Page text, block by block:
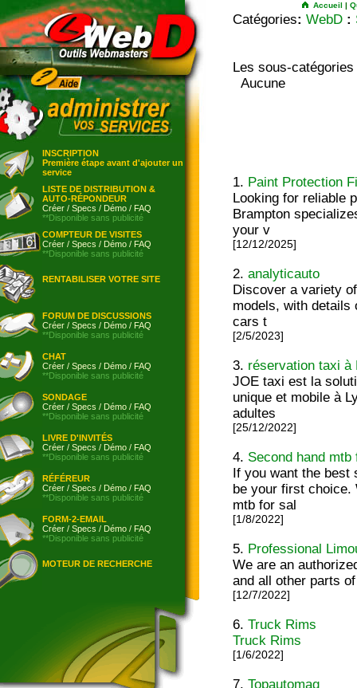
INSCRIPTION
Première étape avant d'ajouter un
service
LISTE DE DISTRIBUTION &
AUTO-RÉPONDEUR
Créer / Specs / Démo / FAQ
**Disponible sans publicité
COMPTEUR DE VISITES
Créer / Specs / Démo / FAQ
**Disponible sans publicité
RENTABILISER VOTRE SITE
FORUM DE DISCUSSIONS
Créer / Specs / Démo / FAQ
**Disponible sans publicité
CHAT
Créer / Specs / Démo / FAQ
**Disponible sans publicité
SONDAGE
Créer / Specs / Démo / FAQ
**Disponible sans publicité
LIVRE D'INVITÉS
Créer / Specs / Démo / FAQ
**Disponible sans publicité
RÉFÉREUR
Créer / Specs / Démo / FAQ
**Disponible sans publicité
FORM-2-EMAIL
Créer / Specs / Démo / FAQ
**Disponible sans publicité
MOTEUR DE RECHERCHE
Accueil |
Catégories: WebD :
Les sous-catégories
Aucune
1. Paint Protection
Looking for reliable
Brampton
your v
[12/12/2025]
2.analyticauto
Discover a variety
models, with details
cars t
[2/5/2023]
3. réservation taxi à
JOE taxi est la
unique et mobile à
adultes
[25/12/2022]
4. Second hand mtb
If you want the best
be your first choice.
mtb for sal
[1/8/2022]
5. Professional
We are an
and all other parts
[12/7/2022]
6.Truck Rims
Truck Rims
[1/6/2022]
7.Topautomag